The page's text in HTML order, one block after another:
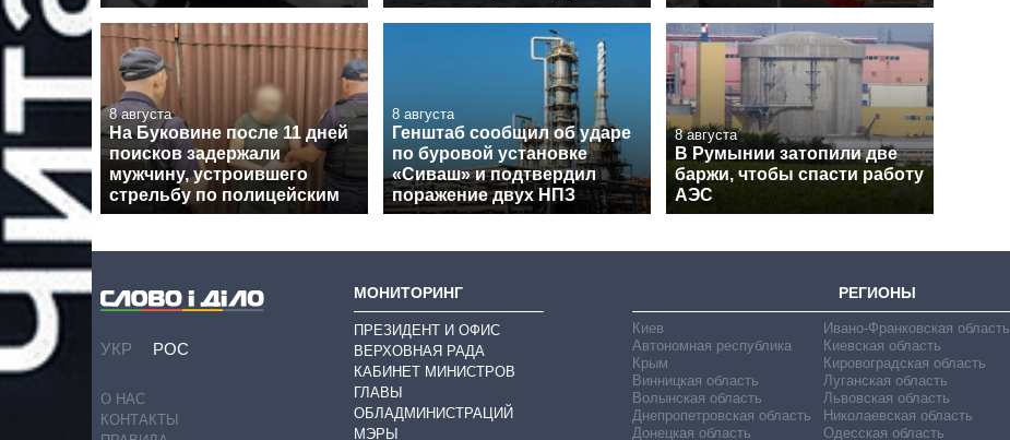
8 августа
На Буковине после 11 дней
поисков задержали
мужчину, устроившего
стрельбу по полицейским
8 августа
Генштаб сообщил об ударе
по буровой установке
«Сиваш» и подтвердил
поражение двух НПЗ
8 августа
В Румынии затопили две
баржи, чтобы спасти работу
АЭС
УКР РОС
О НАС
КОНТАКТЫ
МОНИТОРИНГ
ПРЕЗИДЕНТ И ОФИС
ВЕРХОВНАЯ РАДА
КАБИНЕТ МИНИСТРОВ
ГЛАВЫ
ОБЛАДМИНИСТРАЦИЙ
МЭРЫ
РЕГИОНЫ
Киев
Автономная республика
Крым
Винницкая область
Волынская область
Днепропетровская область
Донецкая область
Ивано-Франковская область
Киевская область
Кировоградская область
Луганская область
Львовская область
Николаевская область
Одесская область